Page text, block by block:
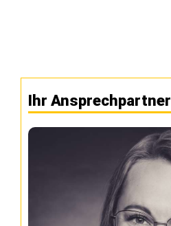
Ihr Ansprechpartner